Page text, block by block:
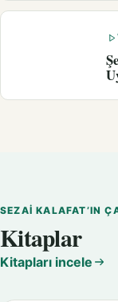
SEZAI KALAFAT’IN
Kitaplar
Kitapları incele